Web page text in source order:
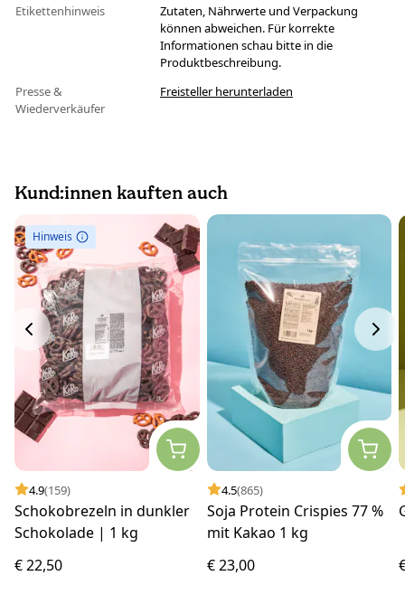
Etikettenhinweis
Zutaten, Nährwerte und Verpackung
können abweichen. Für korrekte
Informationen schau bitte in die
Produktbeschreibung.
Presse &
Wiederverkäufer
Freisteller herunterladen
Kund:innen kauften auch
Hinweis
4.9(159)
Schokobrezeln in dunkler
Schokolade | 1 kg
€ 22,50
4.5(865)
Soja Protein Crispies 77 %
mit Kakao 1 kg
€ 23,00